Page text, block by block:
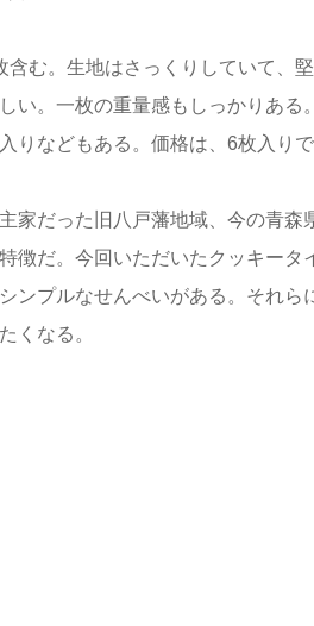
む。生地はさっくりしていて、
い。一枚の重量感もしっかりあ
りなどもある。価格は、6枚入りで
家だった旧八戸藩地域、今の青
徴だ。今回いただいたクッキータ
ンプルなせんべいがある。それら
くなる。